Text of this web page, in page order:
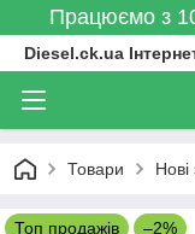
Працюємо з
Diesel.ck.ua
Товари Нові
Топ продажів –2%